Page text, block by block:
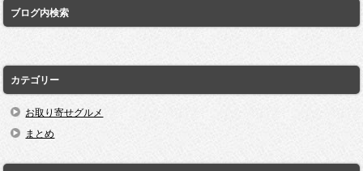
ブログ内検索
カテゴリー
お取り寄せグルメ
まとめ